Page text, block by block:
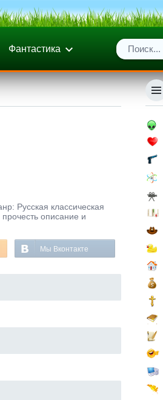
Фантастика
Русская классическая
описание и
Мы Вконтакте